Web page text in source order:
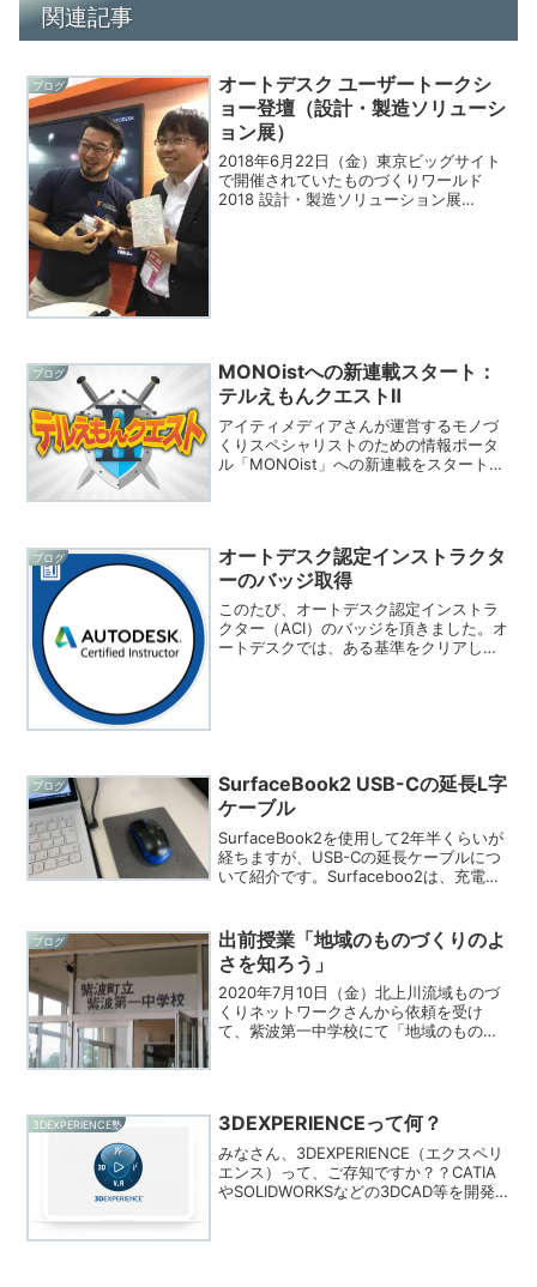
関連記事
ブログ
オートデスク ユーザートークシ
ョー登壇（設計・製造ソリューシ
ョン展）
2018年6月22日（金）東京ビッグサイト
で開催されていたものづくりワールド
2018 設計・製造ソリューション展
ブログ
MONOistへの新連載スタート：
テルえもんクエストⅡ
アイティメディアさんが運営するモノづ
くりスペシャリストのための情報ポータ
ル「MONOist」への新連載をスタートし
ブログ
オートデスク認定インストラクタ
ーのバッジ取得
このたび、オートデスク認定インストラ
クター（ACI）のバッジを頂きました。オ
ートデスクでは、ある基準をクリアして
ブログ
SurfaceBook2 USB-Cの延長L字
ケーブル
SurfaceBook2を使用して2年半くらいが
経ちますが、USB-Cの延長ケーブルにつ
いて紹介です。Surfaceboo2は、充電す
で、マウス操作の邪魔にならず、...
ブログ
出前授業「地域のものづくりのよ
さを知ろう」
2020年7月10日（金）北上川流域ものづ
くりネットワークさんから依頼を受け
て、紫波第一中学校にて「地域のものづ
3DEXPERIENCE塾 3DEXPERIENCEって何？
みなさん、3DEXPERIENCE（エクスペリ
エンス）って、ご存知ですか？？CATIA
やSOLIDWORKSなどの3DCAD等を開発